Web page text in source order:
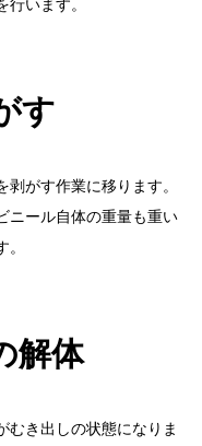
います。
す
がす作業に移ります。
ニール自体の重量も重い
解体
むき出しの状態になりま